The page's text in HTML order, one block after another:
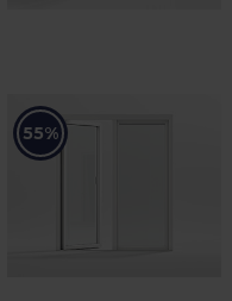
55%